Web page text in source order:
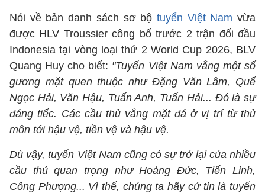
Nói về bản danh sách sơ bộ tuyển Việt Nam vừa
được HLV Troussier công bố trước 2 trận đối đầu
Indonesia tại vòng loại thứ 2 World Cup 2026, BLV
Quang Huy cho biết: "Tuyển Việt Nam vắng một số
gương mặt quen thuộc như Đặng Văn Lâm, Quế
Ngọc Hải, Văn Hậu, Tuấn Anh, Tuấn Hải... Đó là sự
đáng tiếc. Các cầu thủ vắng mặt đá ở vị trí từ thủ
môn tới hậu vệ, tiền vệ và hậu vệ.
Dù vậy, tuyển Việt Nam cũng có sự trở lại của nhiều
cầu thủ quan trọng như Hoàng Đức, Tiến Linh,
Công Phượng... Vì thế, chúng ta hãy cứ tin là tuyển